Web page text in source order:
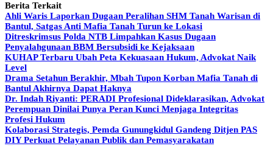
Berita Terkait
Ahli Waris Laporkan Dugaan Peralihan SHM Tanah Warisan di
Bantul, Satgas Anti Mafia Tanah Turun ke Lokasi
Ditreskrimsus Polda NTB Limpahkan Kasus Dugaan
Penyalahgunaan BBM Bersubsidi ke Kejaksaan
KUHAP Terbaru Ubah Peta Kekuasaan Hukum, Advokat Naik
Level
Drama Setahun Berakhir, Mbah Tupon Korban Mafia Tanah di
Bantul Akhirnya Dapat Haknya
Dr. Indah Riyanti: PERADI Profesional Dideklarasikan, Advokat
Perempuan Dinilai Punya Peran Kunci Menjaga Integritas
Profesi Hukum
Kolaborasi Strategis, Pemda Gunungkidul Gandeng Ditjen PAS
DIY Perkuat Pelayanan Publik dan Pemasyarakatan